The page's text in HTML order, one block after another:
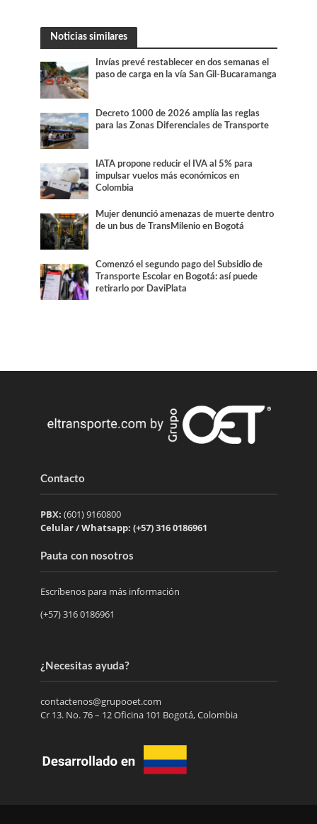
Noticias similares
Invías prevé restablecer en dos semanas el
paso de carga en la vía San Gil-Bucaramanga
Decreto 1000 de 2026 amplía las reglas
para las Zonas Diferenciales de Transporte
IATA propone reducir el IVA al 5% para
impulsar vuelos más económicos en
Colombia
Mujer denunció amenazas de muerte dentro
de un bus de TransMilenio en Bogotá
Comenzó el segundo pago del Subsidio de
Transporte Escolar en Bogotá: así puede
retirarlo por DaviPlata
Contacto
PBX: (601) 9160800
Celular / Whatsapp: (+57) 316 0186961
Pauta con nosotros
Escríbenos para más información
(+57) 316 0186961
¿Necesitas ayuda?
contactenos@grupooet.com
Cr 13. No. 76 – 12 Oficina 101 Bogotá, Colombia